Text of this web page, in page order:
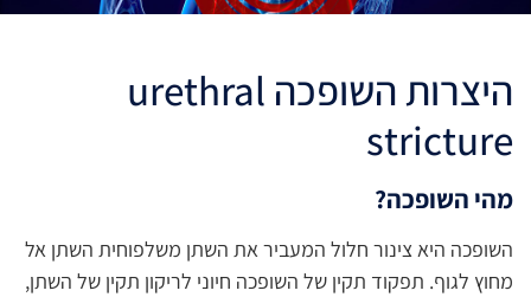
היצרות השופכה urethral
stricture
מהי השופכה?
השופכה היא צינור חלול המעביר את השתן משלפוחית השתן אל
מחוץ לגוף. תפקוד תקין של השופכה חיוני לריקון תקין של השתן,